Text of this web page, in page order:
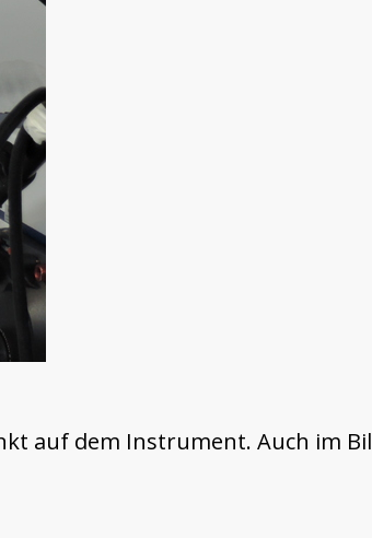
auf dem Instrument. Auch im